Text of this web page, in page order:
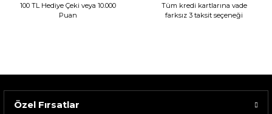
100 TL Hediye Çeki veya 10.000
Puan
Tüm kredi kartlarına vade
farksız 3 taksit seçeneği
Özel Fırsatlar